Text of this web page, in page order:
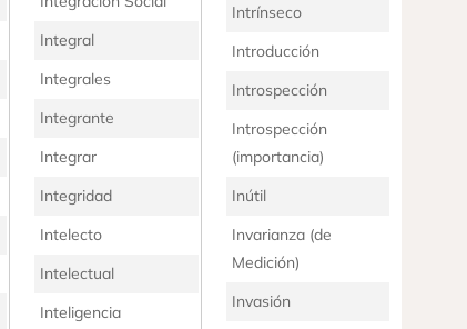
Integral
Integrales
Integrante
Integrar
Integridad
Intelecto
Intelectual
Inteligencia
Intrínseco
Introducción
Introspección
Introspección
(importancia)
Inútil
Invarianza (de
Medición)
Invasión